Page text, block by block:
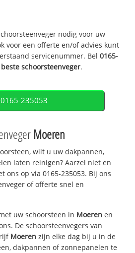
nodig voor uw
voor een offerte en/of advies kunt
servicenummer. Bel0165-
beste schoorsteenveger.
0165-235053
Moeren
wilt u uw dakpannen,
laten reinigen? Aarzel niet en
ons op via 0165-235053. Bij ons
of offerte snel en
uw schoorsteen in Moeren en
De schoorsteenvegers van
Moeren zijn elke dag bij u in de
dakpannen of zonnepanelen te